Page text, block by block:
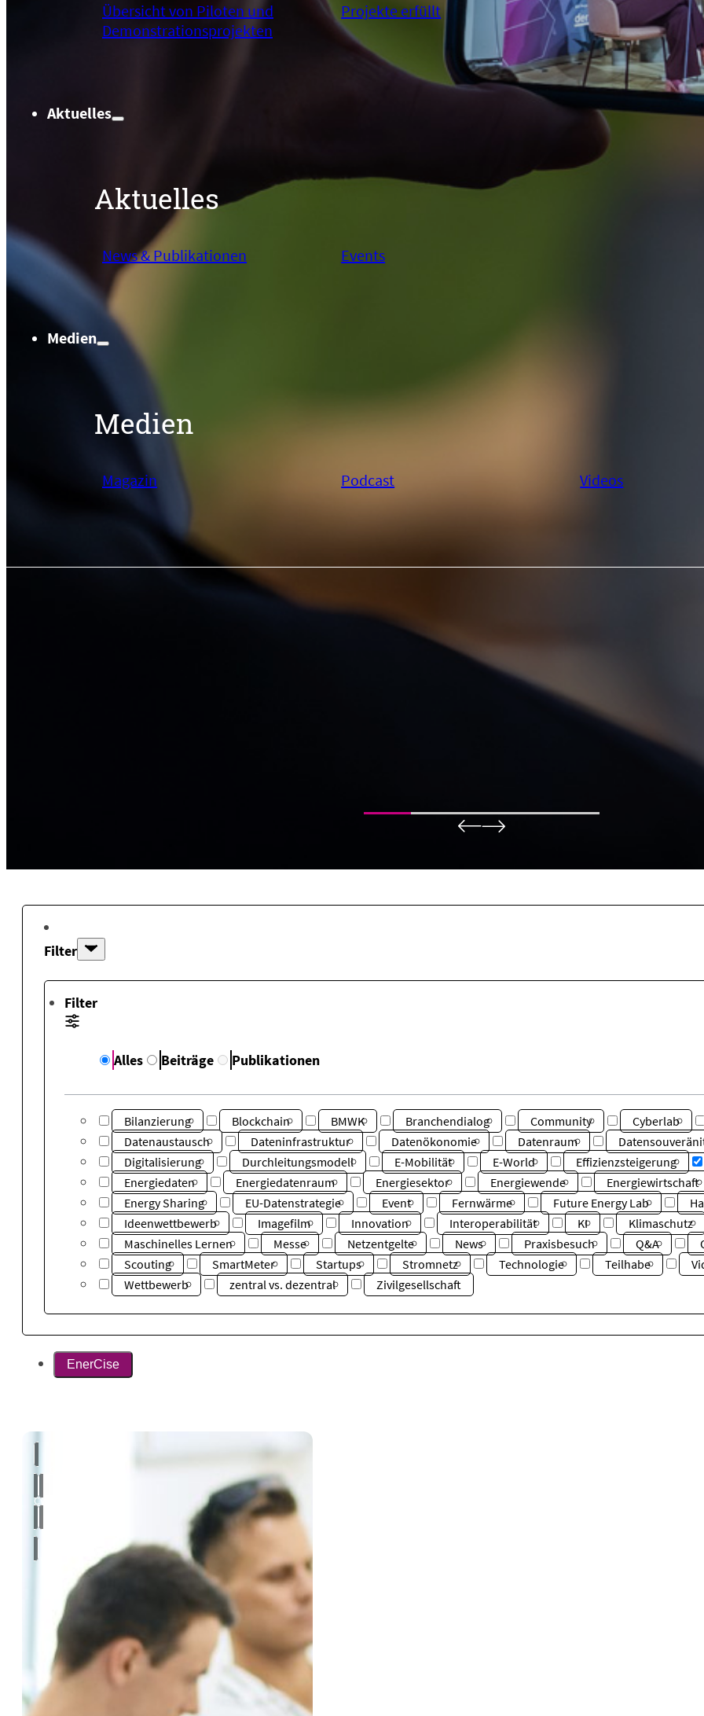
Übersicht von Piloten und
Demonstrationsprojekten
Projekte erfüllt
Aktuelles
Aktuelles
News & Publikationen Events
Medien
Medien
Magazin Podcast Videos
Filter
Filter
Alles Beiträge Publikationen
Bilanzierung Blockchain BMWK Branchendialog Community
Cyberlab
Datenaustausch
Dateninfrastruktur Datenökonomie Datenraum
Digitalisierung
Durchleitungsmodell E-Mobilität E-World
Effizienzsteigerung
Energiedaten
Energiedatenraum Energiesektor Energiewende
Energiewirtschaft
Energy Sharing
EU-Datenstrategie Event Fernwärme Future Energy Lab
Ideenwettbewerb
Imagefilm Innovation Interoperabilität KI
Klimaschutz
Maschinelles Lernen
Messe Netzentgelte News Praxisbesuch Q&A
Scouting
SmartMeter Startups Stromnetz Technologie Teilhabe
Wettbewerb
zentral vs. dezentral Zivilgesellschaft
EnerCise
Cybersicherheit